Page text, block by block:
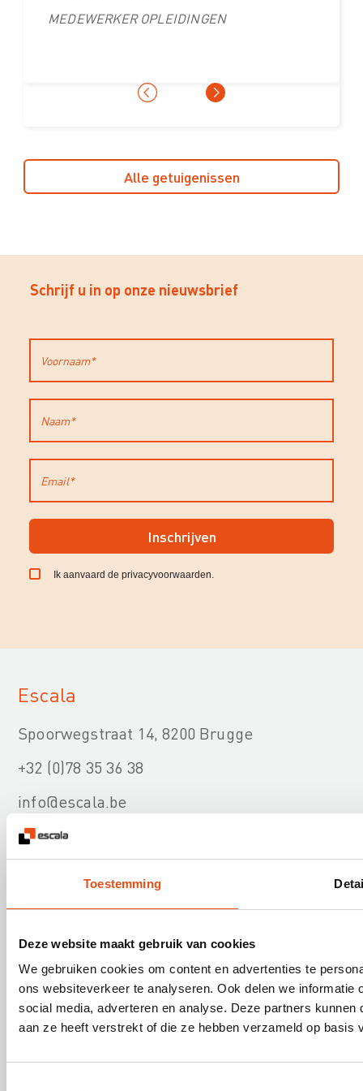
Toestemming
Deze website maakt gebruik van cookies
We gebruiken cookies om content en advertenties te
ons websiteverkeer te analyseren. Ook delen we
social media, adverteren en analyse. Deze partners
aan ze heeft verstrekt of die ze hebben verzameld op basis
MEDEWERKER OPLEIDINGEN
DORINE ROSSEEL
Alle getuigenissen
Schrijf u in op onze nieuwsbrief
Inschrijven
Ik aanvaard de privacyvoorwaarden.
Escala
Spoorwegstraat 14, 8200 Brugge
+32 (0)78 35 36 38
info@escala.be
Onze diensten
Nuttige informatie